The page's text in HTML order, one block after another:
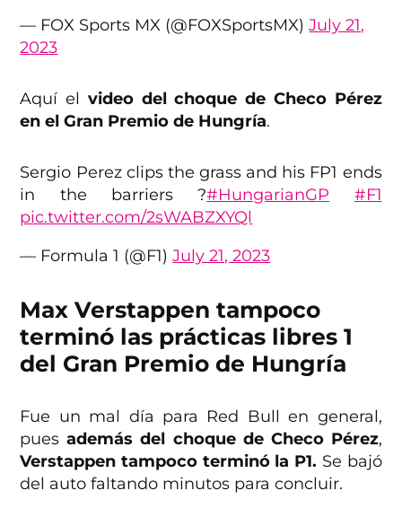
— FOX Sports MX (@FOXSportsMX)July 21,
2023
Aquí el video del choque de Checo Pérez
en el Gran Premio de Hungría.
Sergio Perez clips the grass and his FP1 ends
in the barriers ?#HungarianGP
#F1
pic.twitter.com/2sWABZXYQl
— Formula 1 (@F1)July 21, 2023
Max Verstappen tampoco
terminó las prácticas libres 1
del Gran Premio de Hungría
Fue un mal día para Red Bull en general,
pues además del choque de Checo Pérez,
Verstappen tampoco terminó la P1. Se bajó
del auto faltando minutos para concluir.